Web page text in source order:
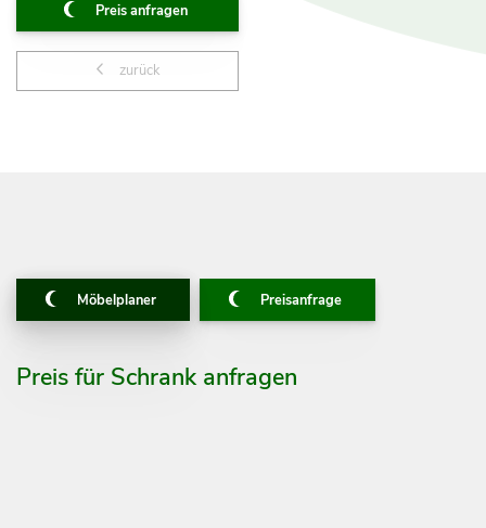
Preis anfragen
zurück
Möbelplaner Preisanfrage
Preis für Schrank anfragen